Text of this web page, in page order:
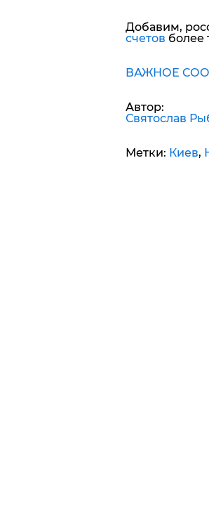
Добавим,
счетов более
ВАЖНОЕ
Автор:
Святослав
Метки: Киев,